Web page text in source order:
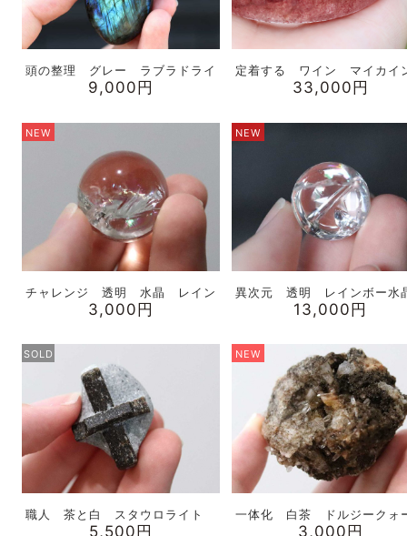
頭の整理 グレー ラブラドライ
9,000円
定着する ワイン マイカイ
33,000円
NEW
チャレンジ 透明 水晶 レイン
3,000円
NEW
異次元 透明 レインボー水
13,000円
SOLD
職人 茶と白 スタウロライト
5,500円
NEW
一体化 白茶 ドルジークォ
3,000円